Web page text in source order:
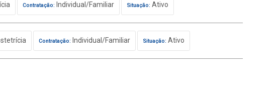
Contratação: Individual/Familiar Situação: Ativo
Contratação: Individual/Familiar Situação: Ativo